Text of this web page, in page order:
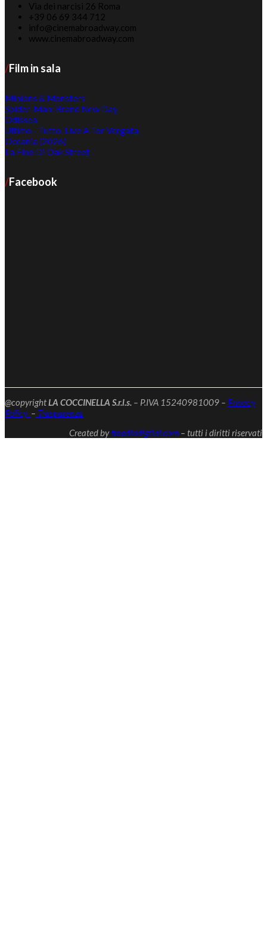
Via dei narcisi 26 Roma
+39 06 69 344 712
info@cinemabroadway.com
www.cinemabroadway.com
Film in sala
Minions & Monsters
Spider-Man: Brand New Day
Odissea
Ultimo - Tutto. Live A Tor Vergata
Oceania (2026)
La Fine Di Oak Street
Facebook
@copyrightLA COCCINELLA S.r.l.s. – P.IVA 15240981009 – Privacy
Policy – Trasparenza
Created bytmediadigtial.com – tutti i diritti riservati